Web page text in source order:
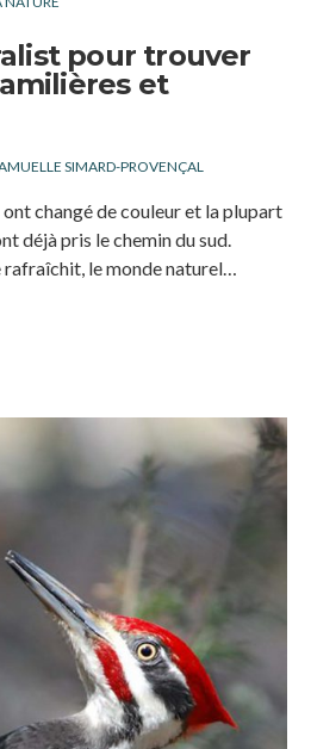
pour trouver
et
SIMARD-PROVENÇAL
changé de couleur et la plupart
déjà pris le chemin du sud.
rafraîchit, le monde naturel…